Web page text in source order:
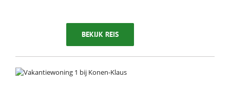
BEKIJK REIS